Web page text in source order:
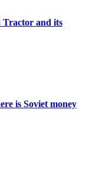
Tractor and its
is Soviet money